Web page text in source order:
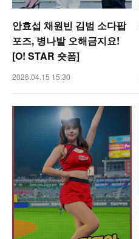
안효섭 채원빈 김범 소다팝
포즈, 병나발 오해금지요!
[O! STAR 숏폼]
2026.04.15 15:30